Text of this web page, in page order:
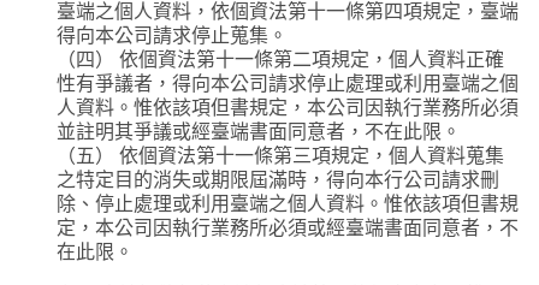
臺端之個人資料，依個資法第十一條第四項規定，臺端
得向本公司請求停止蒐集。
（四） 依個資法第十一條第二項規定，個人資料正確
性有爭議者，得向本公司請求停止處理或利用臺端之個
人資料。惟依該項但書規定，本公司因執行業務所必須
並註明其爭議或經臺端書面同意者，不在此限。
（五） 依個資法第十一條第三項規定，個人資料蒐集
之特定目的消失或期限屆滿時，得向本行公司請求刪
除、停止處理或利用臺端之個人資料。惟依該項但書規
定，本公司因執行業務所必須或經臺端書面同意者，不
在此限。